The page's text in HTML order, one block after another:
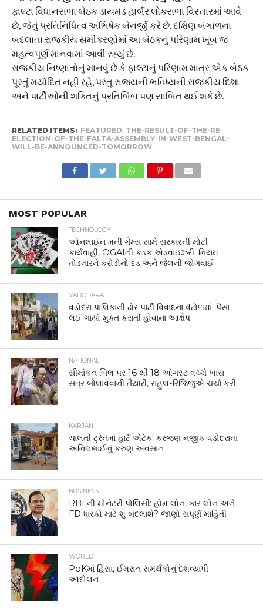
ફાલ્ટા વિધાનસભા બેઠક ડાયમંડ હાર્બર લોકસભા વિસ્તારમાં આવે
છે, જેનું પ્રતિનિધિત્વ અભિષેક બેનર્જી કરે છે. દક્ષિણ બંગાળના
બદલાતા રાજકીય સમીકરણોમાં આ બેઠકનું પરિણામ ખૂબ જ
મહત્વપૂર્ણ માનવામાં આવી રહ્યું છે.
રાજકીય નિષ્ણાતોનું માનવું છે કે ફાલ્ટાનું પરિણામ માત્ર એક બેઠક
પૂરતું મર્યાદિત નહીં રહે, પરંતુ રાજ્યની ભવિષ્યની રાજકીય દિશા
અને પાર્ટીઓની શક્તિનું પ્રતિબિંબ પણ સાબિત થઈ શકે છે.
RELATED ITEMS: FEATURED, THE-RESULT-OF-THE-RE-
ELECTION-OF-THE-FALTA-ASSEMBLY-IN-WEST-BENGAL-
WILL-BE-ANNOUNCED-TOMORROW
MOST POPULAR
TECHNOLOGY
ઓનલાઈન મની ગેમ્સ સામે સરકારની મોટી
કાર્યવાહી, OGAIની કડક એડવાઇઝરી; નિયમ
તોડનારને કરોડોનો દંડ અને જેલની જોગવાઈ
VADODARA
વડોદરા પાલિકાની ઢોર પાર્ટી વિવાદના વંટોળમાં: પૈસા
લઈ ગાયો મુક્ત કરાતી હોવાના આક્ષેપ
NATIONAL
સીમાંકન બિલ પર 16 થી 18 ઓગસ્ટ વચ્ચે ખાસ
સત્ર બોલાવવાની તૈયારી, રાહુલ-રિજિજુએ ચર્ચા કરી
KARJAN
ચાલતી ટ્રેનમાં હાર્ટ એટેક! કરજણ નજીક વડોદરાના
અનિલભાઈનું કરુણ અવસાન
BUSINESS
RBI ની મોનેટરી પોલિસી: હોમ લોન, કાર લોન અને
FD ધારકો માટે શું બદલાશે? જાણો સંપૂર્ણ માહિતી
WORLD
PoKમાં હિંસા, ઈમરાન સમર્થકોનું દેશવ્યાપી
આંદોલન